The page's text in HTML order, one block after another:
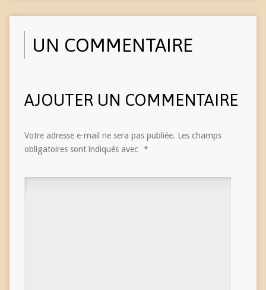
UN COMMENTAIRE
AJOUTER UN COMMENTAIRE
Votre adresse e-mail ne sera pas publiée. Les champs
obligatoires sont indiqués avec *